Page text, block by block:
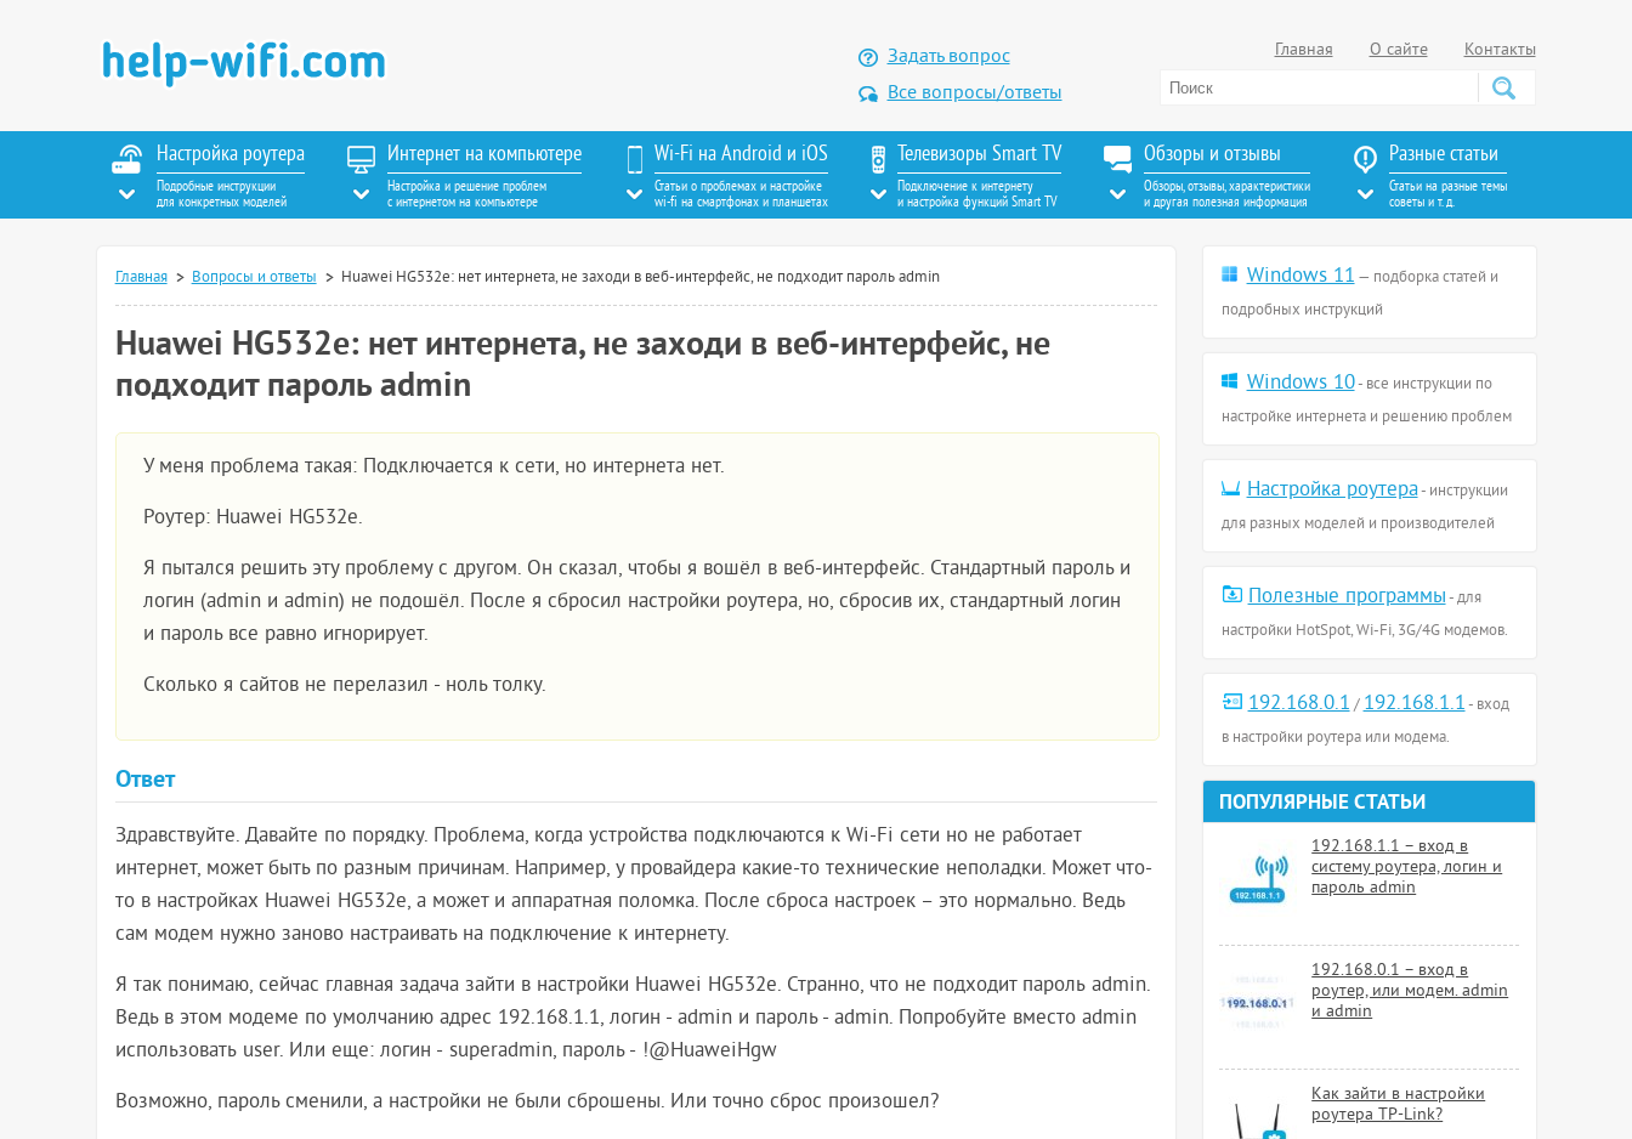
Настройка роутера
Подробные инструкции
для конкретных моделей
Интернет на компьютере
Настройка и решение проблем
с интернетом на компьютере
Wi-Fi на Android и iOS
Статьи о проблемах и настройке
wi-fi на смартфонах и планшетах
Телевизоры Smart TV
Подключение к интернету
и настройка функций Smart TV
Обзоры и отзывы
Обзоры, отзывы, характеристики
и другая полезная информация
Разные статьи
Статьи на разные темы
советы и т. д.
Задать вопрос
Все вопросы/ответы
Главная О сайте Контакты
Главная Вопросы и ответы Huawei HG532e: нет интернета, не заходи в веб-интерфейс, не подходит пароль admin
Huawei HG532e: нет интернета, не заходи в веб-интерфейс, не
подходит пароль admin
У меня проблема такая: Подключается к сети, но интернета нет.
Роутер: Huawei HG532e.
Я пытался решить эту проблему с другом. Он сказал, чтобы я вошёл в веб-интерфейс. Стандартный пароль и
логин (admin и admin) не подошёл. После я сбросил настройки роутера, но, сбросив их, стандартный логин
и пароль все равно игнорирует.
Сколько я сайтов не перелазил - ноль толку.
Ответ
Здравствуйте. Давайте по порядку. Проблема, когда устройства подключаются к Wi-Fi сети но не работает
интернет, может быть по разным причинам. Например, у провайдера какие-то технические неполадки. Может что-
то в настройках Huawei HG532e, а может и аппаратная поломка. После сброса настроек – это нормально. Ведь
сам модем нужно заново настраивать на подключение к интернету.
Я так понимаю, сейчас главная задача зайти в настройки Huawei HG532e. Странно, что не подходит пароль admin.
Ведь в этом модеме по умолчанию адрес 192.168.1.1, логин - admin и пароль - admin. Попробуйте вместо admin
использовать user. Или еще: логин - superadmin, пароль - !@HuaweiHgw
Возможно, пароль сменили, а настройки не были сброшены. Или точно сброс произошел?
Windows 11 — подборка статей и
подробных инструкций
Windows 10- все инструкции по
настройке интернета и решению проблем
Настройка роутера- инструкции
для разных моделей и производителей
Полезные программы- для
настройки HotSpot, Wi-Fi, 3G/4G модемов.
192.168.0.1 /192.168.1.1- вход
в настройки роутера или модема.
ПОПУЛЯРНЫЕ СТАТЬИ
192.168.1.1 – вход в
систему роутера, логин и
пароль admin
192.168.0.1 – вход в
роутер, или модем. admin
и admin
Как зайти в настройки
роутера TP-Link?